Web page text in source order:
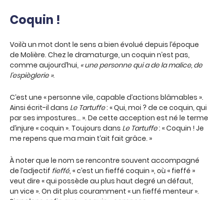
Coquin !
Voilà un mot dont le sens a bien évolué depuis l’époque
de Molière. Chez le dramaturge, un coquin n’est pas,
comme aujourd’hui, « une personne qui a de la malice, de
l’espièglerie ».
C’est une « personne vile, capable d’actions blâmables ».
Ainsi écrit-il dans Le Tartuffe: « Qui, moi ? de ce coquin, qui
par ses impostures… ». De cette acception est né le terme
d’injure « coquin ». Toujours dans Le Tartuffe: « Coquin ! Je
me repens que ma main t’ait fait grâce. »
À noter que le nom se rencontre souvent accompagné
de l’adjectif fieffé, « c’est un fieffé coquin », où « fieffé »
veut dire « qui possède au plus haut degré un défaut,
un vice ». On dit plus couramment « un fieffé menteur ».